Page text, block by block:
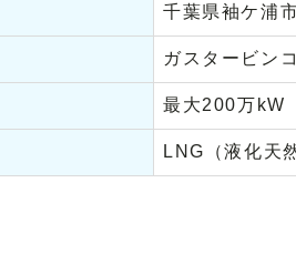
千葉県袖ケ浦
ガスタービン
最大200万kW
LNG（液化天